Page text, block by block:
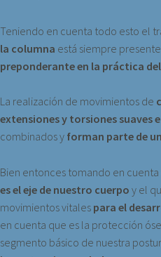
Teniendo en cuenta todo esto el
la columna está siempre
preponderante en la práctica
La realización de movimientos de
extensiones y torsiones suaves
combinados y forman parte de
Bien entonces tomando en cuenta
es el eje de nuestro cuerpo y el
movimientos vitales para el
en cuenta que es la protección
segmento básico de nuestra